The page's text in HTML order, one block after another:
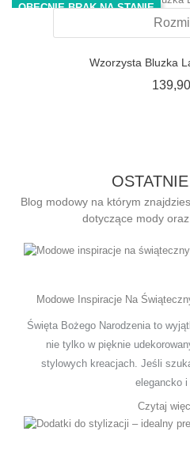
OBECNIE BRAK NA STANIE
Wzorzysta Bluzka
Blog modowy na którym
dotyczące mody
Modowe Inspiracje Na
Święta Bożego Narodzenia to
nie tylko w pięknie
stylowych kreacjach. Jeśli
elegancko i
Czytaj